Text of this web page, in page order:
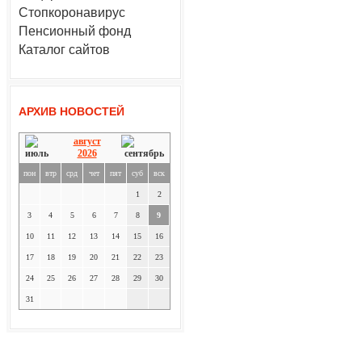
Стопкоронавирус
Пенсионный фонд
Каталог сайтов
АРХИВ НОВОСТЕЙ
август
2026
пон втр срд чет пят суб вск
1 2
3 4 5 6 7 8 9
10 11 12 13 14 15 16
17 18 19 20 21 22 23
24 25 26 27 28 29 30
31